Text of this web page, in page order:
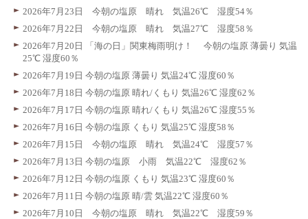
2026年7月23日 今朝の塩原 晴れ 気温26℃ 湿度54％
2026年7月22日 今朝の塩原 晴れ 気温27℃ 湿度58％
2026年7月20日 「海の日」関東梅雨明け！ 今朝の塩原 薄曇り 気温
25℃ 湿度60％
2026年7月19日 今朝の塩原 薄曇り 気温24℃ 湿度60％
2026年7月18日 今朝の塩原 晴れ/くもり 気温26℃ 湿度62％
2026年7月17日 今朝の塩原 晴れ/くもり 気温26℃ 湿度55％
2026年7月16日 今朝の塩原 くもり 気温25℃ 湿度58％
2026年7月15日 今朝の塩原 晴れ 気温24℃ 湿度57％
2026年7月13日 今朝の塩原 小雨 気温22℃ 湿度62％
2026年7月12日 今朝の塩原 くもり 気温23℃ 湿度60％
2026年7月11日 今朝の塩原 晴/雲 気温22℃ 湿度60％
2026年7月10日 今朝の塩原 晴れ 気温22℃ 湿度59％